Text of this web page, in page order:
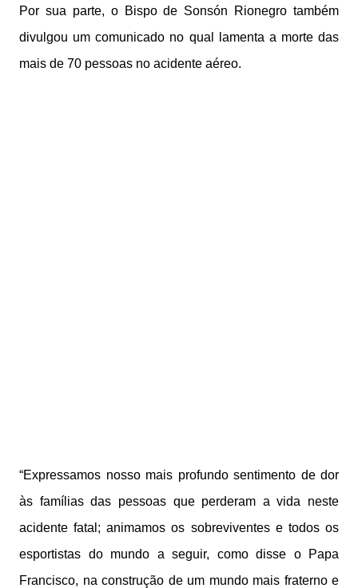
Por sua parte, o Bispo de Sonsón Rionegro também
divulgou um comunicado no qual lamenta a morte das
mais de 70 pessoas no acidente aéreo.
“Expressamos nosso mais profundo sentimento de dor
às famílias das pessoas que perderam a vida neste
acidente fatal; animamos os sobreviventes e todos os
esportistas do mundo a seguir, como disse o Papa
Francisco, na construção de um mundo mais fraterno e